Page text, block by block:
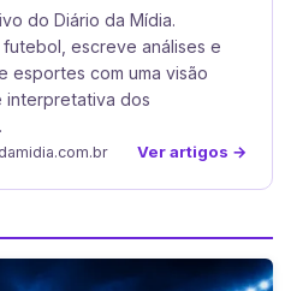
do Diário da Mídia.
escreve análises e
esportes com uma visão
interpretativa dos
Ver artigos →